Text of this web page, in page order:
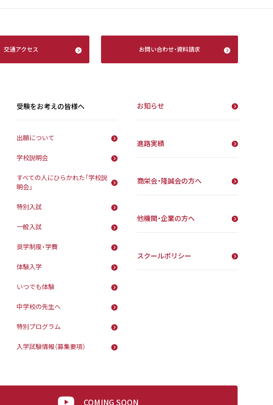
交通アクセス お問い合わせ・資料請求
受験をお考えの皆様へ
出願について
学校説明会
すべての人にひらかれた「学校説
明会」
特別入試
一般入試
奨学制度・学費
体験入学
いつでも体験
中学校の先生へ
特別プログラム
入学試験情報（募集要項）
お知らせ
進路実績
商栄会・隆誠会の方へ
他機関・企業の方へ
スクールポリシー
COMING SOON